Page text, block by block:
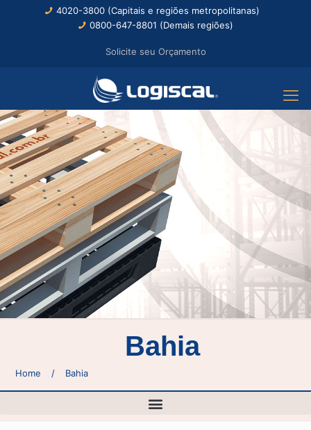
4020-3800 (Capitais e regiões metropolitanas)
0800-647-8801 (Demais regiões)
Solicite seu Orçamento
Bahia
Home / Bahia